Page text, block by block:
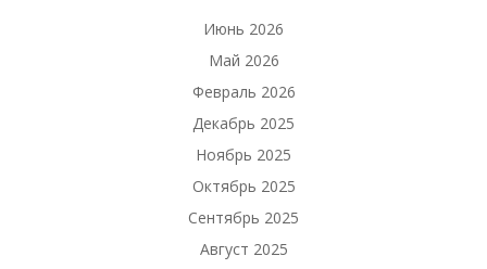
Июнь 2026
Май 2026
Февраль 2026
Декабрь 2025
Ноябрь 2025
Октябрь 2025
Сентябрь 2025
Август 2025